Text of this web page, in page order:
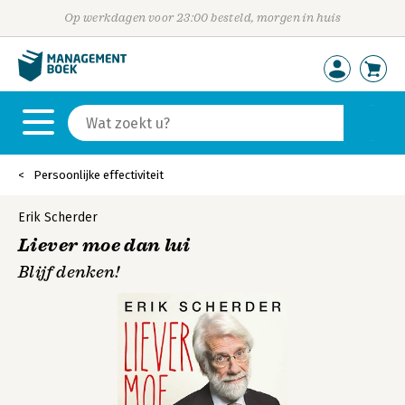
Op werkdagen voor 23:00 besteld, morgen in huis
Persoonlijke effectiviteit
Erik Scherder
Liever moe dan lui
Blijf denken!